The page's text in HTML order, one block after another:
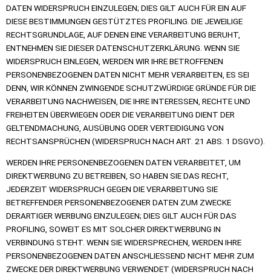
DATEN WIDERSPRUCH EINZULEGEN; DIES GILT AUCH FÜR EIN AUF
DIESE BESTIMMUNGEN GESTÜTZTES PROFILING. DIE JEWEILIGE
RECHTSGRUNDLAGE, AUF DENEN EINE VERARBEITUNG BERUHT,
ENTNEHMEN SIE DIESER DATENSCHUTZERKLÄRUNG. WENN SIE
WIDERSPRUCH EINLEGEN, WERDEN WIR IHRE BETROFFENEN
PERSONENBEZOGENEN DATEN NICHT MEHR VERARBEITEN, ES SEI
DENN, WIR KÖNNEN ZWINGENDE SCHUTZWÜRDIGE GRÜNDE FÜR DIE
VERARBEITUNG NACHWEISEN, DIE IHRE INTERESSEN, RECHTE UND
FREIHEITEN ÜBERWIEGEN ODER DIE VERARBEITUNG DIENT DER
GELTENDMACHUNG, AUSÜBUNG ODER VERTEIDIGUNG VON
RECHTSANSPRÜCHEN (WIDERSPRUCH NACH ART. 21 ABS. 1 DSGVO).
WERDEN IHRE PERSONENBEZOGENEN DATEN VERARBEITET, UM
DIREKTWERBUNG ZU BETREIBEN, SO HABEN SIE DAS RECHT,
JEDERZEIT WIDERSPRUCH GEGEN DIE VERARBEITUNG SIE
BETREFFENDER PERSONENBEZOGENER DATEN ZUM ZWECKE
DERARTIGER WERBUNG EINZULEGEN; DIES GILT AUCH FÜR DAS
PROFILING, SOWEIT ES MIT SOLCHER DIREKTWERBUNG IN
VERBINDUNG STEHT. WENN SIE WIDERSPRECHEN, WERDEN IHRE
PERSONENBEZOGENEN DATEN ANSCHLIESSEND NICHT MEHR ZUM
ZWECKE DER DIREKTWERBUNG VERWENDET (WIDERSPRUCH NACH